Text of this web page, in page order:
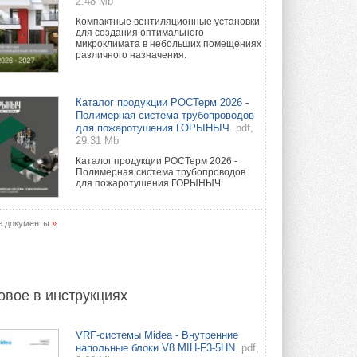
Компактные вентиляционные установки
для создания оптимального
микроклимата в небольших помещениях
различного назначения.
Каталог продукции РОСТерм 2026 -
Полимерная система трубопроводов
для пожаротушения ГОРЫНЫЧ.
pdf,
29.31 Mb
Каталог продукции РОСТерм 2026 -
Полимерная система трубопроводов
для пожаротушения ГОРЫНЫЧ
документы »
в инструкциях
VRF-системы Midea - Внутренние
напольные блоки V8 MIH-F3-5HN. pdf,